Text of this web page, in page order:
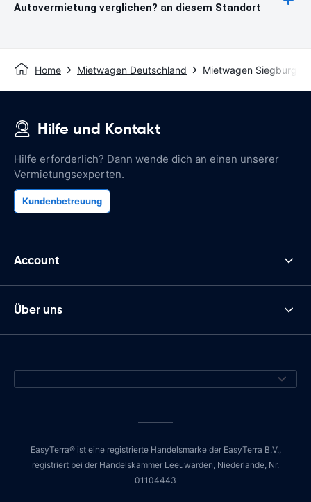
Autovermietung verglichen? an diesem Standort
Home Mietwagen Deutschland Mietwagen Siegburg
Hilfe und Kontakt
Hilfe erforderlich? Dann wende dich an einen unserer
Vermietungsexperten.
Kundenbetreuung
Account
Über uns
EasyTerra® ist eine registrierte Handelsmarke der EasyTerra B.V.,
registriert bei der Handelskammer Leeuwarden, Niederlande, Nr.
01104443